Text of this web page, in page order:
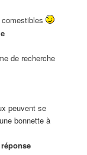
comestibles
de recherche
peuvent se
bonnette à